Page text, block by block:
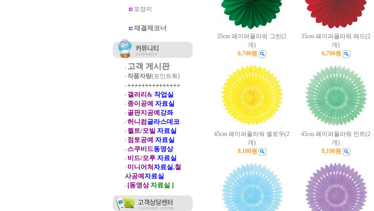
포장지
재결제코너
고객 게시판
작품자랑(포인트有)
+++++++++++++++
갤러리& 작업실
종이공예 자료실
골판지공예 강좌
허니컴 글라스데코
퀼트/모빌 자료실
점토공예 자료실
스쿠비드동영상
비드/모루자료실
미니어쳐 자료실.철
사공예 자료실
[동영상자료실 ]
35cm 페이퍼플라워 그린(2
개)
6,700원
35cm 페이퍼플라워 레드(2
개)
6,700원
45cm 페이퍼플라워 옐로우(2
개)
8,100원
45cm 페이퍼플라워 민트(2
개)
8,100원